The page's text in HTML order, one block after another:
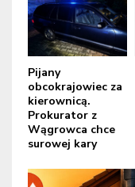
Pijany
obcokrajowiec za
kierownicą.
Prokurator z
Wągrowca chce
surowej kary